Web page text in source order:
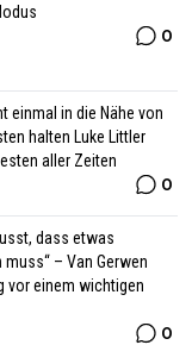
0
einmal in die Nähe von
halten Luke Littler
aller Zeiten
0
dass etwas
– Van Gerwen
vor einem wichtigen
0